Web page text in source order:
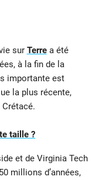
sur Terrea été
à la fin de la
importante est
la plus récente,
taille ?
et de Virginia Tech
millions d’années,